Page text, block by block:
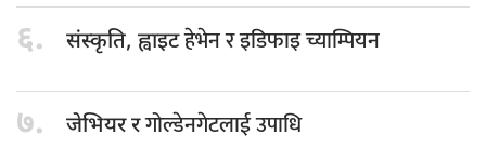
६. संस्कृति, ह्वाइटहेभेन र इडिफाइ च्याम्पियन
७. जेभियर रगोल्डेनगेटलाई उपाधि